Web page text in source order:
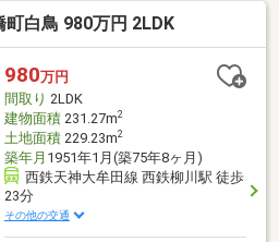
白鳥 980万円 2LDK
980万円
間取り 2LDK
建物面積231.27m2
土地面積229.23m2
築年月 1951年1月(築75年8ヶ月)
西鉄天神大牟田線 西鉄柳川駅 徒歩
23分
その他の交通